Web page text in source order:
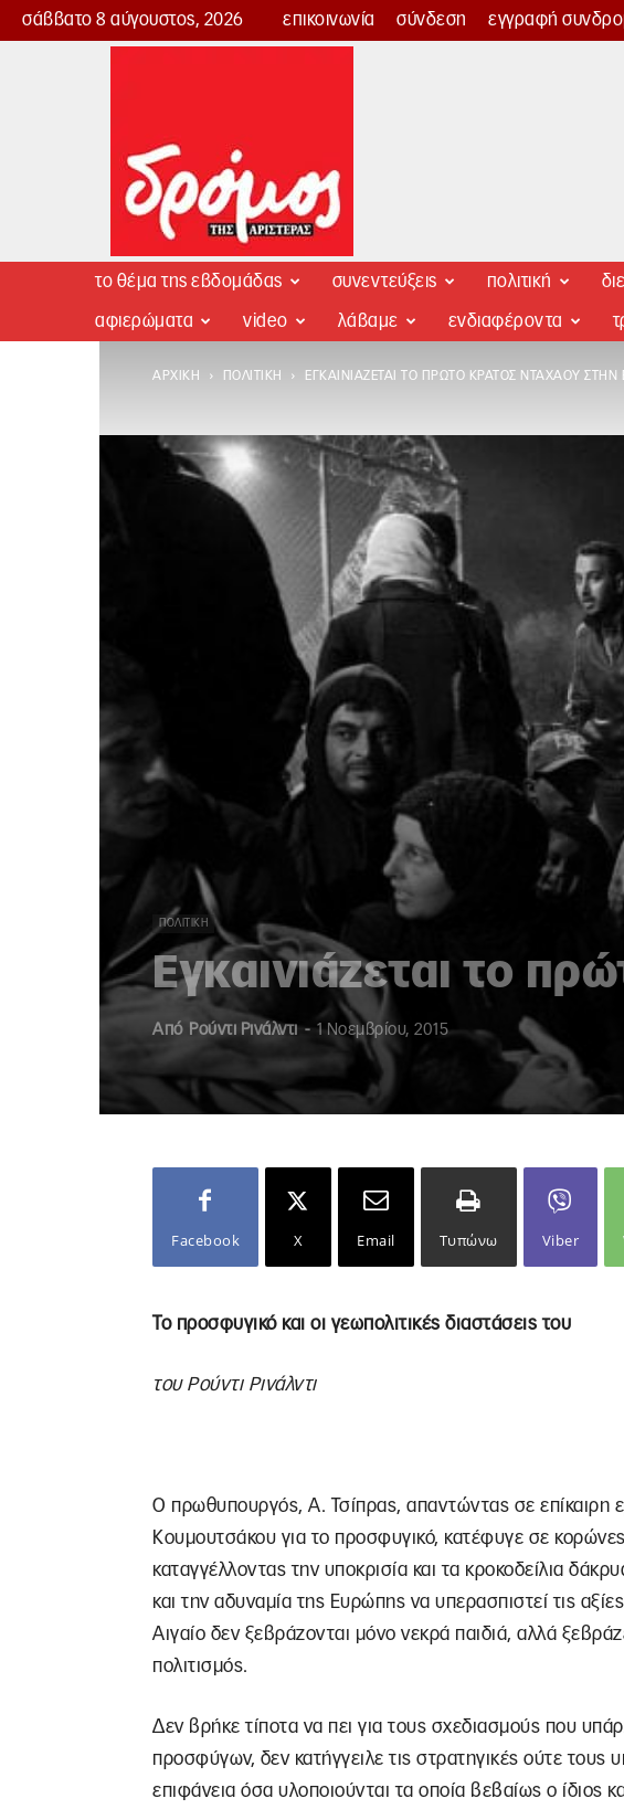
σάββατο 8 αύγουστος, 2026 επικοινωνία σύνδεση εγγραφή
Δρόμος
το θέμα της εβδομάδας συνεντεύξεις πολιτική
αφιερώματα video λάβαμε ενδιαφέροντα
ΑΡΧΙΚΉ ΠΟΛΙΤΙΚΉ ΕΓΚΑΙΝΙΆΖΕΤΑΙ ΤΟ ΠΡΏΤΟ ΚΡΆΤΟΣ ΝΤΑΧΆΟΥ ΣΤΗΝ
ΠΟΛΙΤΙΚΉ
Εγκαινιάζεται το
Από Ρούντι Ρινάλντι - 1 Νοεμβρίου, 2015
Facebook X Email Τυπώνω Viber
Το προσφυγικό και οι γεωπολιτικές διαστάσεις του
του Ρούντι Ρινάλντι
Ο πρωθυπουργός, Α. Τσίπρας, απαντώντας σε επίκαιρη
Κουμουτσάκου για το προσφυγικό, κατέφυγε σε
καταγγέλλοντας την υποκρισία και τα κροκοδείλια
και την αδυναμία της Ευρώπης να υπερασπιστεί τις
Αιγαίο δεν ξεβράζονται μόνο νεκρά παιδιά, αλλά
πολιτισμός.
Δεν βρήκε τίποτα να πει για τους σχεδιασμούς που
προσφύγων, δεν κατήγγειλε τις στρατηγικές ούτε
επιφάνεια όσα υλοποιούνται τα οποία βεβαίως ο ίδιος